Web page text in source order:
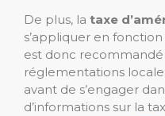
De plus, la taxe
s’appliquer en
est donc recommandé
réglementations
avant de s’engager
d’informations sur la